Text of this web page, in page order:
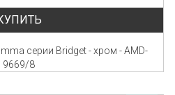
серии Bridget - хром - AMD-
9669/8